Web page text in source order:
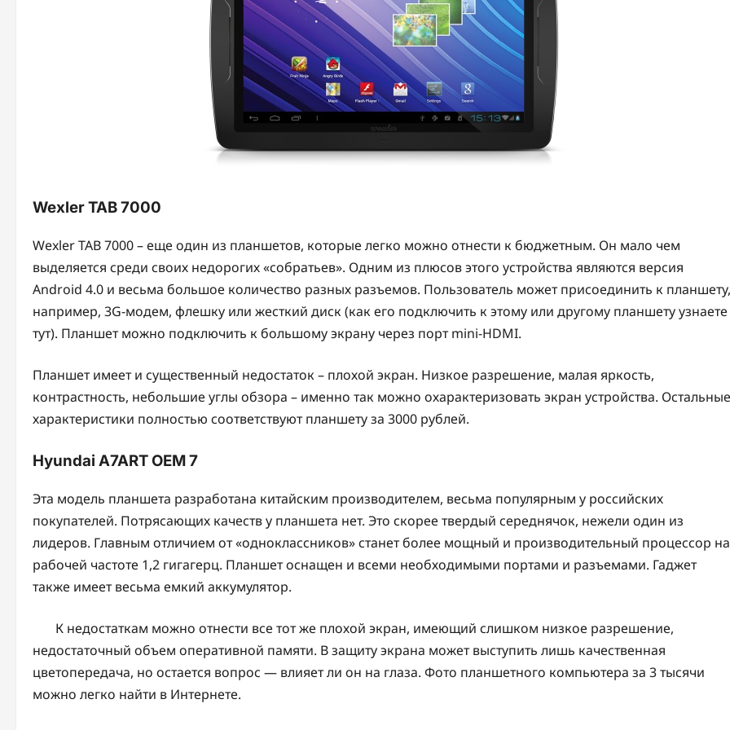
Wexler TAB 7000
Wexler TAB 7000 – еще один из планшетов, которые легко можно отнести к бюджетным. Он мало чем
выделяется среди своих недорогих «собратьев». Одним из плюсов этого устройства являются версия
Android 4.0 и весьма большое количество разных разъемов. Пользователь может присоединить к планшету,
например, 3G-модем, флешку или жесткий диск (как его подключить к этому или другому планшету узнаете
тут). Планшет можно подключить к большому экрану через порт mini-HDMI.
Планшет имеет и существенный недостаток – плохой экран. Низкое разрешение, малая яркость,
контрастность, небольшие углы обзора – именно так можно охарактеризовать экран устройства. Остальные
характеристики полностью соответствуют планшету за 3000 рублей.
Hyundai A7ART OEM 7
Эта модель планшета разработана китайским производителем, весьма популярным у российских
покупателей. Потрясающих качеств у планшета нет. Это скорее твердый середнячок, нежели один из
лидеров. Главным отличием от «одноклассников» станет более мощный и производительный процессор на
рабочей частоте 1,2 гигагерц. Планшет оснащен и всеми необходимыми портами и разъемами. Гаджет
также имеет весьма емкий аккумулятор.
К недостаткам можно отнести все тот же плохой экран, имеющий слишком низкое разрешение,
недостаточный объем оперативной памяти. В защиту экрана может выступить лишь качественная
цветопередача, но остается вопрос — влияет ли он на глаза. Фото планшетного компьютера за 3 тысячи
можно легко найти в Интернете.